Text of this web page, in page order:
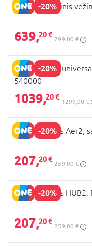
-20%
JOOLZ sportinis
639,20 €
799,00 €
-20%
JOOLZ Day5
540000
1039,20 €
1299,00 €
-20%
JOOLZ lopšys Aer2,
207,20 €
259,00 €
-20%
JOOLZ lopšys
207,20 €
259,00 €